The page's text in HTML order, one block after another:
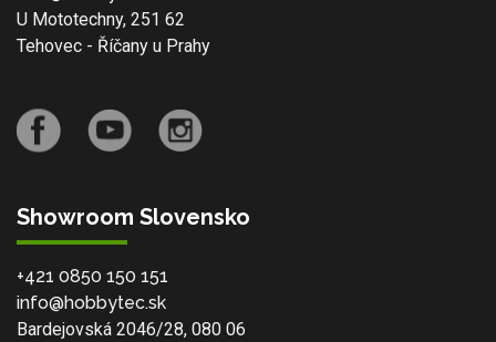
U Mototechny, 251 62
Tehovec - Říčany u Prahy
Showroom Slovensko
+421 0850 150 151
info@hobbytec.sk
Bardejovská 2046/28, 080 06